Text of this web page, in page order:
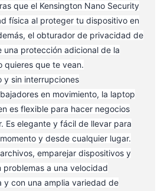
que el Kensington Nano Security
física al proteger tu dispositivo en
el obturador de privacidad de
una protección adicional de la
quieres que te vean.
y sin interrupciones
en movimiento, la laptop
es flexible para hacer negocios
Es elegante y fácil de llevar para
y desde cualquier lugar.
emparejar dispositivos y
a una velocidad
y con una amplia variedad de